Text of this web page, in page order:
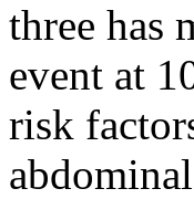
three has
event at
risk